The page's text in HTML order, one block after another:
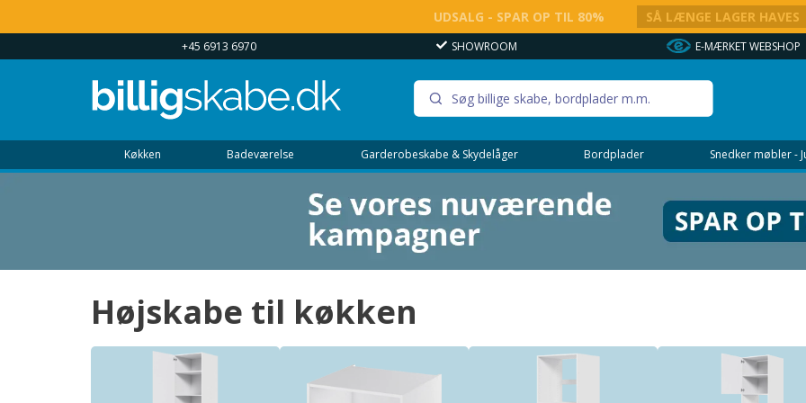
UDSALG - SPAR OP TIL 80% SÅ LÆNGE LAGER HAVES
+45 6913 6970 SHOWROOM E-MÆRKET WEBSHOP
Køkken Badeværelse Garderobeskabe & Skydelåger Bordplader Snedker møbler -
Højskabe til køkken